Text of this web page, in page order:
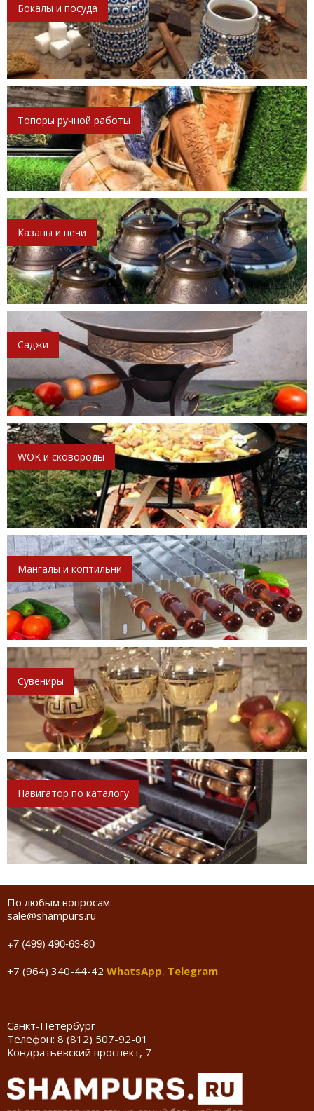
Бокалы и посуда
Топоры ручной работы
Казаны и печи
Саджи
WOK и сковороды
Мангалы и коптильни
Сувениры
Навигатор по каталогу
По любым вопросам:
sale@shampurs.ru
+7 (499) 490-63-80
+7 (964) 340-44-42 WhatsApp, Telegram
Санкт-Петербург
Телефон: 8 (812) 507-92-01
Кондратьевский проспект, 7